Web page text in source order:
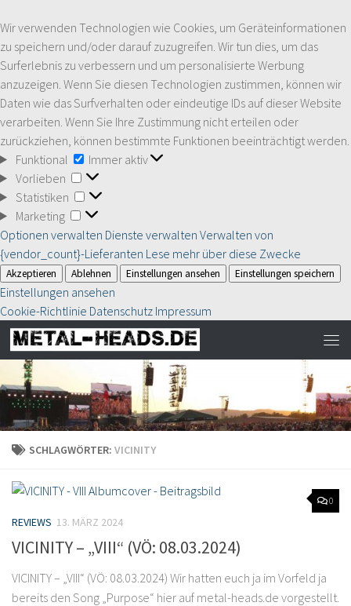
Wir verwenden Technologien wie Cookies, um Geräteinformationen
zu speichern und/oder darauf zuzugreifen. Wir tun dies, um das
Surferlebnis zu verbessern und um personalisierte Werbung
anzuzeigen. Wenn Sie diesen Technologien zustimmen, können wir
Daten wie das Surfverhalten oder eindeutige IDs auf dieser Website
verarbeiten. Wenn Sie Ihre Zustimmung nicht erteilen oder
zurückziehen, können bestimmte Funktionen beeinträchtigt werden.
Funktional
Funktional
Immer aktiv
Vorlieben
Vorlieben
Statistiken
Statistiken
Marketing
Marketing
Optionen verwalten Dienste verwalten Verwalten von
{vendor_count}-Lieferanten Lese mehr über diese Zwecke
Akzeptieren Ablehnen Einstellungen ansehen Einstellungen speichern
Einstellungen ansehen
Cookie-Richtlinie Datenschutz Impressum
SCHLAGWÖRTER: VICINITY
0
REVIEWS 13. MÄRZ 2024
VICINITY – „VIII“ (VÖ: 08.03.2024)
VICINITY – „VIII“ (VÖ: 08.03.2024) Wir hatten euch ja im Vorfeld ja
bereits den Song „Purpose“ hier auf metal-heads.de vorgestellt.